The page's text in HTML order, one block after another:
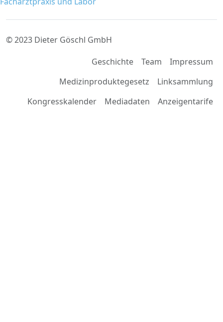
© 2023 Dieter Göschl GmbH
Geschichte
Team
Impressum
Medizinproduktegesetz
Linksammlung
Kongresskalender
Mediadaten Anzeigentarife